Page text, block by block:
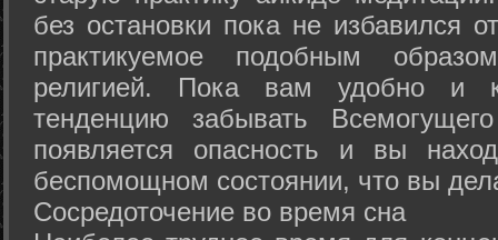
без остановки пока не избавился
практикуемое подобным
религией. Пока вам удобно и
тенденцию забывать
появляется опасность и вы
беспомощном состоянии, что вы
Сосредоточение во время сна